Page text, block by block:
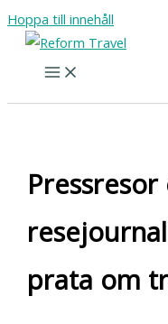
Hoppa till innehåll
Pressresor
prata om